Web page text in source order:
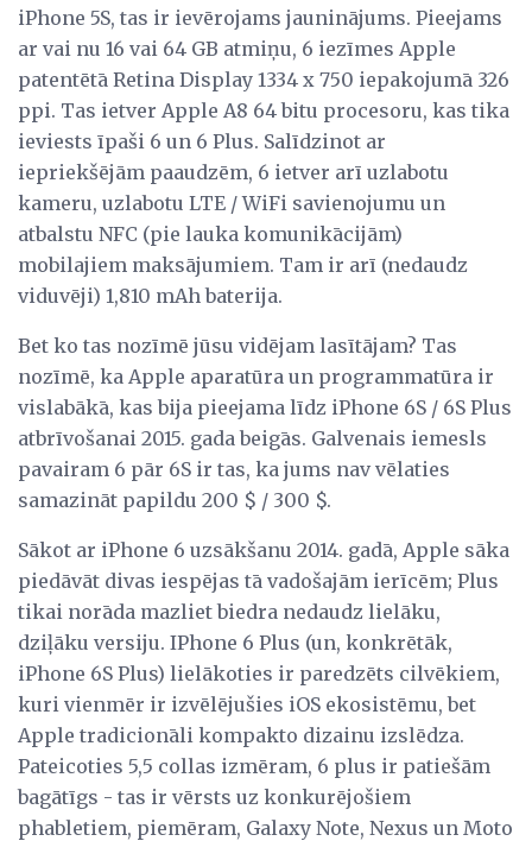
iPhone 5S, tas ir ievērojams jauninājums. Pieejams
ar vai nu 16 vai 64 GB atmiņu, 6 iezīmes Apple
patentētā Retina Display 1334 x 750 iepakojumā 326
ppi. Tas ietver Apple A8 64 bitu procesoru, kas tika
ieviests īpaši 6 un 6 Plus. Salīdzinot ar
iepriekšējām paaudzēm, 6 ietver arī uzlabotu
kameru, uzlabotu LTE / WiFi savienojumu un
atbalstu NFC (pie lauka komunikācijām)
mobilajiem maksājumiem. Tam ir arī (nedaudz
viduvēji) 1,810 mAh baterija.
Bet ko tas nozīmē jūsu vidējam lasītājam? Tas
nozīmē, ka Apple aparatūra un programmatūra ir
vislabākā, kas bija pieejama līdz iPhone 6S / 6S Plus
atbrīvošanai 2015. gada beigās. Galvenais iemesls
pavairam 6 pār 6S ir tas, ka jums nav vēlaties
samazināt papildu 200 $ / 300 $.
Sākot ar iPhone 6 uzsākšanu 2014. gadā, Apple sāka
piedāvāt divas iespējas tā vadošajām ierīcēm; Plus
tikai norāda mazliet biedra nedaudz lielāku,
dziļāku versiju. IPhone 6 Plus (un, konkrētāk,
iPhone 6S Plus) lielākoties ir paredzēts cilvēkiem,
kuri vienmēr ir izvēlējušies iOS ekosistēmu, bet
Apple tradicionāli kompakto dizainu izslēdza.
Pateicoties 5,5 collas izmēram, 6 plus ir patiešām
bagātīgs - tas ir vērsts uz konkurējošiem
phabletiem, piemēram, Galaxy Note, Nexus un Moto